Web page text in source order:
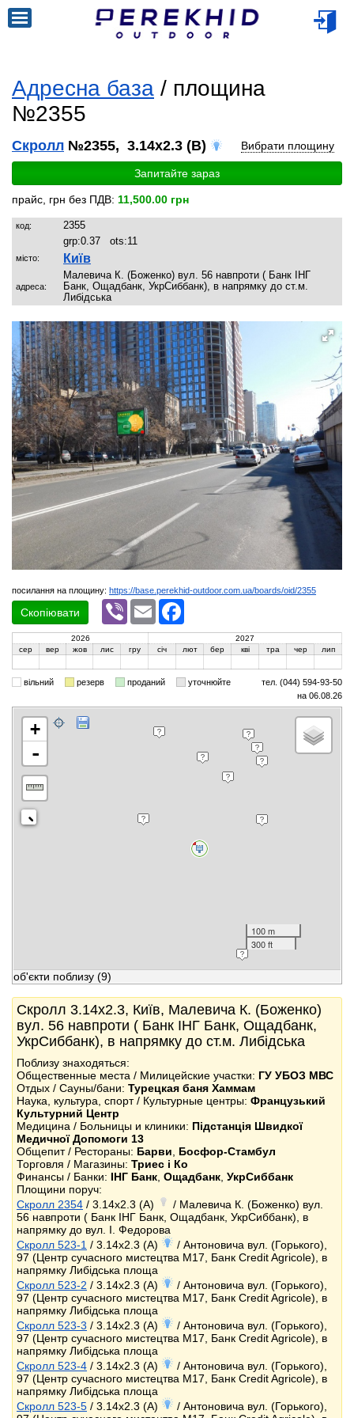
Адресна база / площина
№2355
Скролл №2355, 3.14x2.3 (B) Вибрати площину
Запитайте зараз
прайс, грн без ПДВ: 11,500.00 грн
код:
2355
grp:0.37 ots:11
місто: Київ
адреса:
Малевича К. (Боженко) вул. 56 навпроти ( Банк ІНГ
Банк, Ощадбанк, УкрСиббанк), в напрямку до ст.м.
Либідська
посилання на площину: https://base.perekhid-outdoor.com.ua/boards/oid/2355
Скопіювати
Viber Email
2026
2027
сер
вер жов лис гру січ лют бер кві тра чер лип
вільний резерв проданий уточнюйте
тел. (044) 594-93-50
на 06.08.26
+
-
100 m
300 ft
об'єкти поблизу (9)
Скролл 3.14x2.3, Київ, Малевича К. (Боженко)
вул. 56 навпроти ( Банк ІНГ Банк, Ощадбанк,
УкрСиббанк), в напрямку до ст.м. Либідська
Поблизу знаходяться:
Общественные места / Милицейские участки: ГУ УБОЗ МВС
Отдых / Сауны/бани: Турецкая баня Хаммам
Наука, культура, спорт / Культурные центры: Французький
Культурний Центр
Медицина / Больницы и клиники: Підстанція Швидкої
Медичної Допомоги 13
Общепит / Рестораны: Барви
Босфор-Стамбул
Торговля / Магазины: Триес і Ко
Финансы / Банки: ІНГ Банк Ощадбанк УкрСиббанк
Площини поруч:
Скролл 2354 / 3.14x2.3 (A)
/ Малевича К. (Боженко) вул.
56 навпроти ( Банк ІНГ Банк, Ощадбанк, УкрСиббанк), в
напрямку до вул. І. Федорова
Скролл 523-1 / 3.14x2.3 (A)
/ Антоновича вул. (Горького),
97 (Центр сучасного мистецтва М17, Банк Credit Agricole), в
напрямку Либідська площа
Скролл 523-2 / 3.14x2.3 (A)
/ Антоновича вул. (Горького),
97 (Центр сучасного мистецтва М17, Банк Credit Agricole), в
напрямку Либідська площа
Скролл 523-3 / 3.14x2.3 (A)
/ Антоновича вул. (Горького),
97 (Центр сучасного мистецтва М17, Банк Credit Agricole), в
напрямку Либідська площа
Скролл 523-4 / 3.14x2.3 (A)
/ Антоновича вул. (Горького),
97 (Центр сучасного мистецтва М17, Банк Credit Agricole), в
напрямку Либідська площа
Скролл 523-5 / 3.14x2.3 (A)
/ Антоновича вул. (Горького),